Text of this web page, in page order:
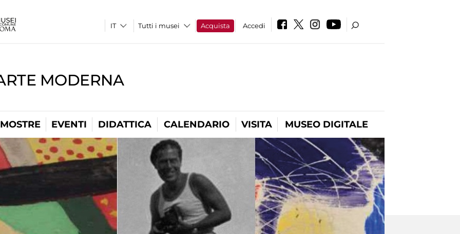
Tutti i musei Acquista Accedi
MODERNA
MOSTRE EVENTI DIDATTICA CALENDARIO VISITA MUSEO DIGITALE